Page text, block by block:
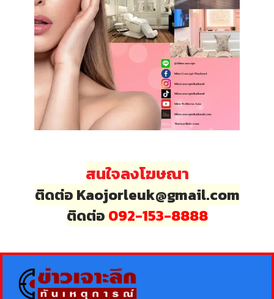
สนใจลงโฆษณา
ติดต่อ Kaojorleuk@gmail.com
ติดต่อ 092-153-8888